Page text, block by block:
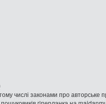
числі законами про авторське